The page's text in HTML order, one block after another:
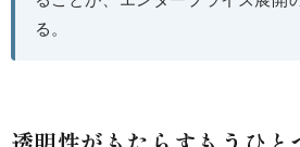
る。